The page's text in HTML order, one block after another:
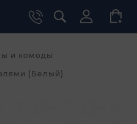
и комоды
(Белый)